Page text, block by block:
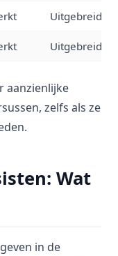
Uitgebreid
Uitgebreid
aanzienlijke
zelfs als ze
Wat
in de